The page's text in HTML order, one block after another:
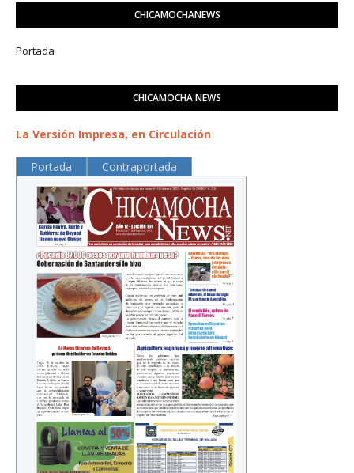
CHICAMOCHANEWS
Portada
CHICAMOCHA NEWS
La Versión Impresa, en Circulación
Portada Contraportada